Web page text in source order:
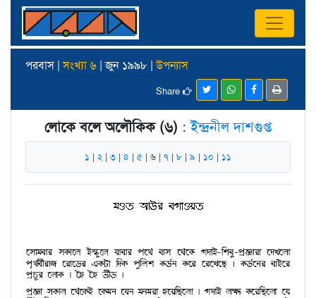
পরবাস |সংখ্যা ৬ | জুন ১৯৯৮ |উপন্যাস
Share
লোকে বলে অলৌকিক (৬) :ইন্দ্রনীল দাশগুপ্ত
১ | ২ | ৩ | ৪ | ৫ | ৬ | ৭ | ৮ | ৯ | ১০ | ১১